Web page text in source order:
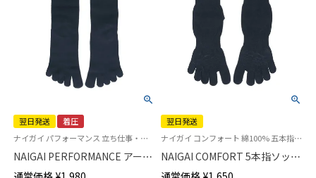
翌日発送
着圧
ナイガイ パフォーマンス 立ち仕事・出張など外回りが多いビジネスマンにオススメ 5本指靴下
NAIGAI PERFORMANCE アーチ
フィットサポート 5本指 ビジネ
翌日発送
ナイガイ コンフォート 綿100% 五本指 男性 靴下 旧02302615
NAIGAI COMFORT 5本指ソック
ス 綿100% カジュアル ミドル丈